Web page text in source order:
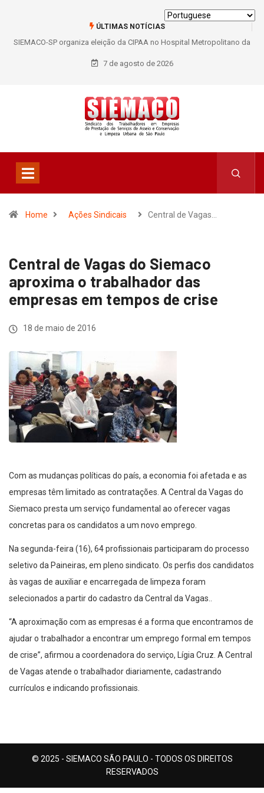
ÚLTIMAS NOTÍCIAS
SIEMACO-SP organiza eleição da CIPAA no Hospital Metropolitano da
Lapa e fortalece participação dos trabalhadores
7 de agosto de 2026
Home Ações Sindicais Central de Vagas…
Central de Vagas do Siemaco
aproxima o trabalhador das
empresas em tempos de crise
18 de maio de 2016
Com as mudanças políticas do país, a economia foi afetada e as
empresas têm limitado as contratações. A Central da Vagas do
Siemaco presta um serviço fundamental ao oferecer vagas
concretas para os candidatos a um novo emprego.
Na segunda-feira (16), 64 profissionais participaram do processo
seletivo da Paineiras, em pleno sindicato. Os perfis dos candidatos
às vagas de auxiliar e encarregada de limpeza foram
selecionados a partir do cadastro da Central da Vagas..
“A aproximação com as empresas é a forma que encontramos de
ajudar o trabalhador a encontrar um emprego formal em tempos
de crise”, afirmou a coordenadora do serviço, Lígia Cruz. A Central
de Vagas atende o trabalhador diariamente, cadastrando
currículos e indicando profissionais.
© 2025 - SIEMACO SÃO PAULO - TODOS OS DIREITOS
RESERVADOS